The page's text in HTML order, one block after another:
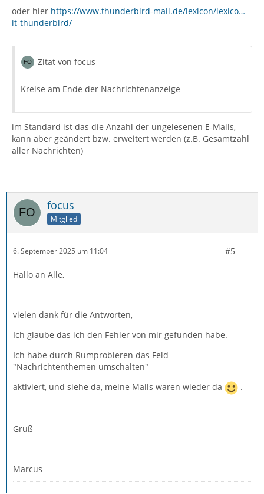
oder hier https://www.thunderbird-mail.de/lexicon/lexico…
it-thunderbird/
Zitat von focus
Kreise am Ende der Nachrichtenanzeige
im Standard ist das die Anzahl der ungelesenen E-Mails,
kann aber geändert bzw. erweitert werden (z.B. Gesamtzahl
aller Nachrichten)
focus
Mitglied
6. September 2025 um 11:04 #5
Hallo an Alle,
vielen dank für die Antworten,
Ich glaube das ich den Fehler von mir gefunden habe.
Ich habe durch Rumprobieren das Feld
"Nachrichtenthemen umschalten"
aktiviert, und siehe da, meine Mails waren wieder da
.
Gruß
Marcus